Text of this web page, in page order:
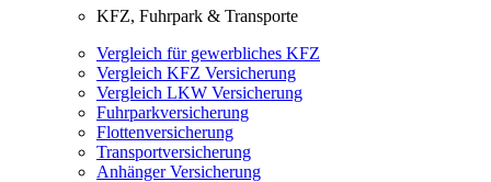
KFZ, Fuhrpark & Transporte
Vergleich für gewerbliches KFZ
Vergleich KFZ Versicherung
Vergleich LKW Versicherung
Fuhrparkversicherung
Flottenversicherung
Transportversicherung
Anhänger Versicherung